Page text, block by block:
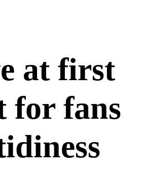
at first
for fans